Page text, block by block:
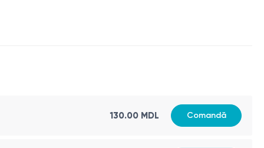
130.00 MDL Comandă